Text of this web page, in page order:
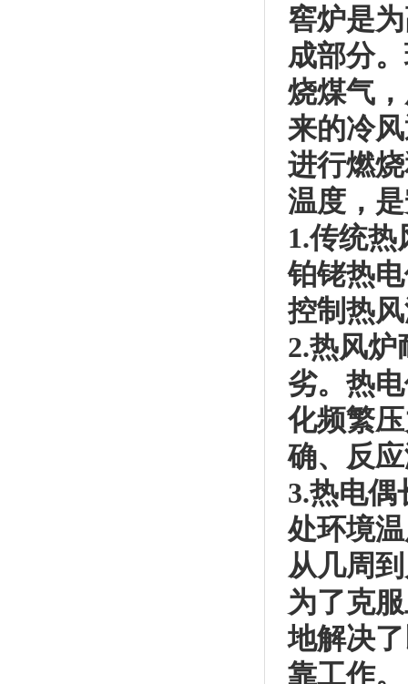
窖炉是
成部分
烧煤气
来的冷
进行燃
温度，
1.传统
铂铑热
控制热
2.热风
劣。热
化频繁
确、反
3.热电
处环境
从几周
为了克
地解决
靠工作。